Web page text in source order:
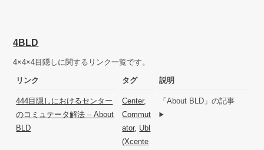
4BLD
4×4×4目隠しに関するリンク一覧です。
リンク タグ 説明
444目隠しにおけるセンター
のコミュテータ解法 – About
BLD
Center,
Commut
ator, Ubl
(Xcente
「About BLD」の記事